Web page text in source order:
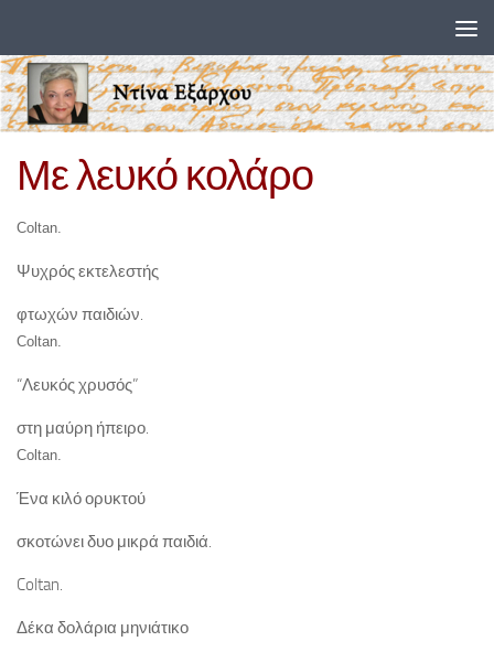
Με λευκό κολάρο
Coltan.
Ψυχρός εκτελεστής
φτωχών παιδιών.
Coltan.
“Λευκός χρυσός”
στη μαύρη ήπειρο.
Coltan.
Ένα κιλό ορυκτού
σκοτώνει δυο μικρά παιδιά.
Coltan.
Δέκα δολάρια μηνιάτικο